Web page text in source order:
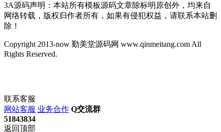
3A源码声明：本站所有模板源码文章除标明原创外，均来自
网络转载，版权归作者所有，如果有侵犯权益，请联系本站删
除！
Copyright 2013-now 勤美堂源码网 www.qinmeitang.com All
Rights Reserved.
联系客服
网站客服 业务合作 Q交流群
51843834
返回顶部